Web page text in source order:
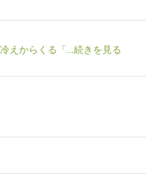
えからくる「...続きを見る